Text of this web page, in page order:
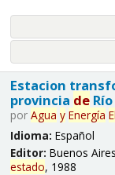
Estacion
provincia deRío
por Agua y Energía
Idioma: Español
Editor: Buenos
estado, 1988